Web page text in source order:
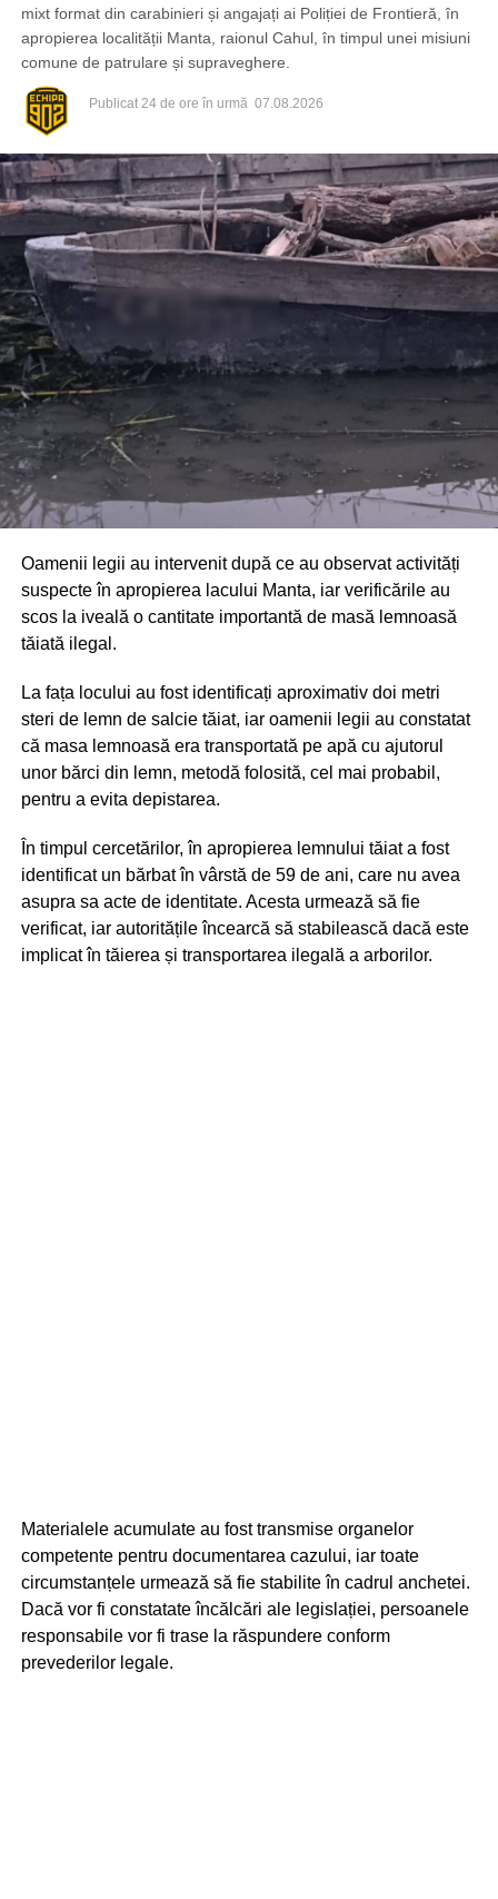
Din fericire, nimeni nu a avut de suferit, iar reprezentanții
comunității au mulțumit atât pompierilor din Drochia, cât și
localnicilor care au intervenit prompt și au contribuit la
limitarea pagubelor.
mixt format din carabinieri și angajați ai Poliției de Frontieră, în
apropierea localității Manta, raionul Cahul, în timpul unei misiuni
comune de patrulare și supraveghere.
Publicat 24 de ore în urmă 07.08.2026
Oamenii legii au intervenit după ce au observat activități
suspecte în apropierea lacului Manta, iar verificările au
scos la iveală o cantitate importantă de masă lemnoasă
tăiată ilegal.
La fața locului au fost identificați aproximativ doi metri
steri de lemn de salcie tăiat, iar oamenii legii au constatat
că masa lemnoasă era transportată pe apă cu ajutorul
unor bărci din lemn, metodă folosită, cel mai probabil,
pentru a evita depistarea.
În timpul cercetărilor, în apropierea lemnului tăiat a fost
identificat un bărbat în vârstă de 59 de ani, care nu avea
asupra sa acte de identitate. Acesta urmează să fie
verificat, iar autoritățile încearcă să stabilească dacă este
implicat în tăierea și transportarea ilegală a arborilor.
Materialele acumulate au fost transmise organelor
competente pentru documentarea cazului, iar toate
circumstanțele urmează să fie stabilite în cadrul anchetei.
Dacă vor fi constatate încălcări ale legislației, persoanele
responsabile vor fi trase la răspundere conform
prevederilor legale.